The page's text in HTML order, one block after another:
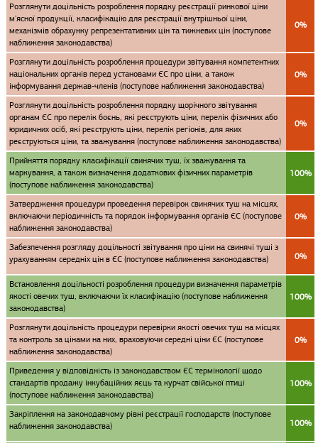
Розглянути доцільність розроблення порядку реєстрації ринкової ціни
м'ясної продукції, класифікацію для реєстрації внутрішньої ціни,
механізмів обрахунку репрезентативних цін та тижневих цін (поступове
наближення законодавства)
0%
Розглянути доцільність розроблення процедури звітування компетентних
національних органів перед установами ЄС про ціни, а також
інформування держав-членів (поступове наближення законодавства)
0%
Розглянути доцільність розроблення порядку щорічного звітування
органам ЄС про перелік боєнь, які реєструють ціни, перелік фізичних або
юридичних осіб, які реєструють ціни, перелік регіонів, для яких
реєструються ціни, та зважування (поступове наближення законодавства)
0%
Прийняття порядку класифікації свинячих туш, їх зважування та
маркування, а також визначення додаткових фізичних параметрів
(поступове наближення законодавства)
100%
Затвердження процедури проведення перевірок свинячих туш на місцях,
включаючи періодичність та порядок інформування органів ЄС (поступове
наближення законодавства)
0%
Забезпечення розгляду доцільності звітування про ціни на свинячі туші з
урахуванням середніх цін в ЄС (поступове наближення законодавства)
0%
Встановлення доцільності розроблення процедури визначення параметрів
якості овечих туш, включаючи їх класифікацію (поступове наближення
законодавства)
100%
Розглянути доцільність процедури перевірки якості овечих туш на місцях
та контроль за цінами на них, враховуючи середні ціни ЄС (поступове
наближення законодавства)
0%
Приведення у відповідність із законодавством ЄС термінології щодо
cтандартів продажу інкубаційних яєць та курчат свійської птиці
(поступове наближення законодавства)
100%
Закріплення на законодавчому рівні реєстрації господарств (поступове
наближення законодавства)
100%